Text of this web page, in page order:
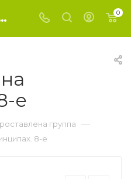
8-е» 0, Кови С. - Не проставлена группа 0
е
группа —
8-е